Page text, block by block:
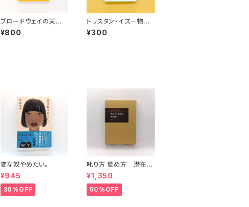
ブロードウェイの天使
（新潮文庫）
¥800
トリスタン・イズ―物語
（岩波文庫）
¥300
変な奴やめたい。
¥945
30%OFF
叱り方 褒め方 潜在意
識教育法叢書
¥1,350
50%OFF